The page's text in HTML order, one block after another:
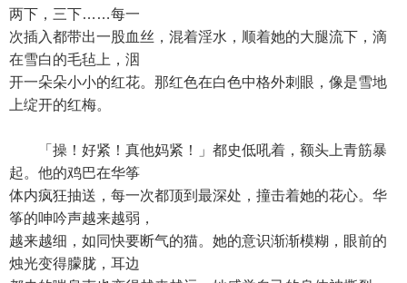
两下，三下……每一
次插入都带出一股血丝，混着淫水，顺着她的大腿流下，滴
在雪白的毛毡上，洇
开一朵朵小小的红花。那红色在白色中格外刺眼，像是雪地
上绽开的红梅。
「操！好紧！真他妈紧！」都史低吼着，额头上青筋暴
起。他的鸡巴在华筝
体内疯狂抽送，每一次都顶到最深处，撞击着她的花心。华
筝的呻吟声越来越弱，
越来越细，如同快要断气的猫。她的意识渐渐模糊，眼前的
烛光变得朦胧，耳边